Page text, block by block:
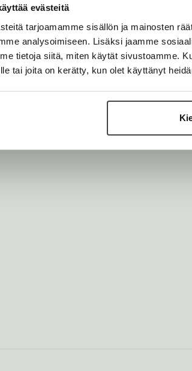
evästeitä
tarjoamamme sisällön ja mainosten
analysoimiseen. Lisäksi jaamme
tietoja siitä, miten käytät sivustoamme.
tai joita on kerätty, kun olet käyttänyt